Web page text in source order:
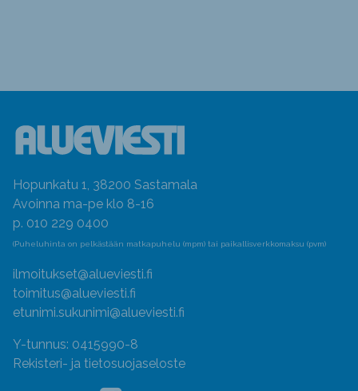
Hopunkatu 1, 38200 Sastamala
Avoinna ma-pe klo 8-16
p. 010 229 0400
(Puheluhinta on pelkästään matkapuhelu (mpm) tai paikallisverkkomaksu (pvm)
ilmoitukset@alueviesti.fi
toimitus@alueviesti.fi
etunimi.sukunimi@alueviesti.fi
Y-tunnus: 0415990-8
Rekisteri- ja tietosuojaseloste